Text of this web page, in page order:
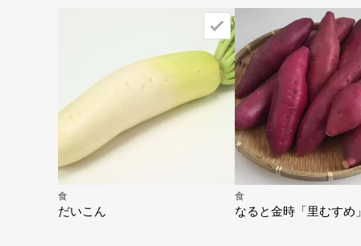
食
だいこん
食
なると金時「里むすめ」